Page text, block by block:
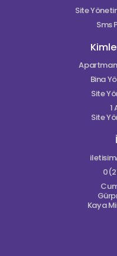
Site
Sms
Bina
Site
1
Site
Kaya